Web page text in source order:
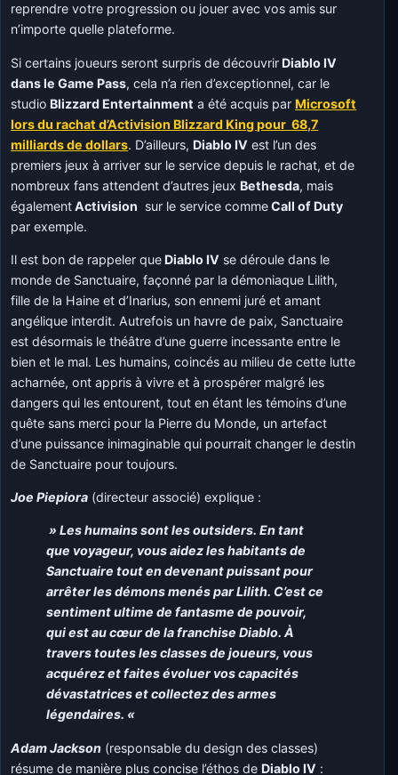
reprendre votre progression ou jouer avec vos amis sur
n’importe quelle plateforme.
Si certains joueurs seront surpris de découvrir Diablo IV
dans le Game Pass, cela n’a rien d’exceptionnel, car le
studio Blizzard Entertainment a été acquis parMicrosoft
lors du rachat d’Activision Blizzard King pour 68,7
milliards de dollars. D’ailleurs, Diablo IV est l’un des
premiers jeux à arriver sur le service depuis le rachat, et de
nombreux fans attendent d’autres jeux Bethesda, mais
égalementActivision sur le service commeCall of Duty
par exemple.
Il est bon de rappeler que Diablo IV se déroule dans le
monde de Sanctuaire, façonné par la démoniaque Lilith,
fille de la Haine et d’Inarius, son ennemi juré et amant
angélique interdit. Autrefois un havre de paix, Sanctuaire
est désormais le théâtre d’une guerre incessante entre le
bien et le mal. Les humains, coincés au milieu de cette lutte
acharnée, ont appris à vivre et à prospérer malgré les
dangers qui les entourent, tout en étant les témoins d’une
quête sans merci pour la Pierre du Monde, un artefact
d’une puissance inimaginable qui pourrait changer le destin
de Sanctuaire pour toujours.
Joe Piepiora (directeur associé) explique :
» Les humains sont les outsiders. En tant
que voyageur, vous aidez les habitants de
Sanctuaire tout en devenant puissant pour
arrêter les démons menés par Lilith. C’est ce
sentiment ultime de fantasme de pouvoir,
qui est au cœur de la franchise Diablo. À
travers toutes les classes de joueurs, vous
acquérez et faites évoluer vos capacités
dévastatrices et collectez des armes
légendaires. «
Adam Jackson (responsable du design des classes)
résume de manière plus concise l’éthos de Diablo IV :